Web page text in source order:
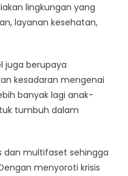
lingkungan yang
layanan kesehatan,
juga berupaya
kesadaran mengenai
banyak lagi anak-
tumbuh dalam
dan multifaset sehingga
menyoroti krisis